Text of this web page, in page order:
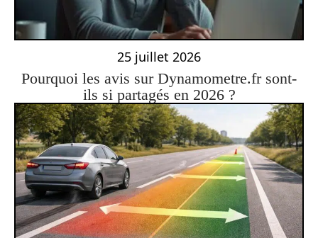
25 juillet 2026
Pourquoi les avis sur Dynamometre.fr sont-
ils si partagés en 2026 ?